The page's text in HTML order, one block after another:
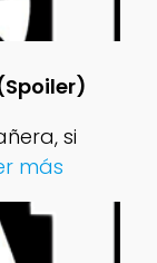
si
más